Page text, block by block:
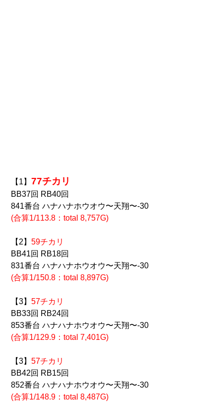
【1】77チカリ
BB37回 RB40回
841番台 ハナハナホウオウ〜天翔〜-30
(合算1/113.8：total 8,757G)
【2】59チカリ
BB41回 RB18回
831番台 ハナハナホウオウ〜天翔〜-30
(合算1/150.8：total 8,897G)
【3】57チカリ
BB33回 RB24回
853番台 ハナハナホウオウ〜天翔〜-30
(合算1/129.9：total 7,401G)
【3】57チカリ
BB42回 RB15回
852番台 ハナハナホウオウ〜天翔〜-30
(合算1/148.9：total 8,487G)